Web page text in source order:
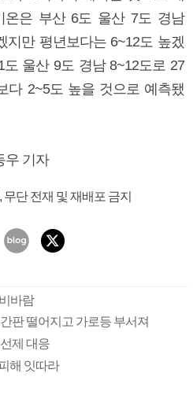
온은 부산 6도 울산 7도 경남
지만 평년보다는 6~12도 높겠
울산 9도 경남 8~12도로 27
다 2~5도 높을 것으로 예측됐
우 기자
단 전재 및 재배포 금지
바람
판 떨어지고 가로등 부서져
제 대응
해 잇따라